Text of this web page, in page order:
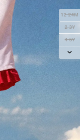
12-24M
2-3Y
4-5Y
6-7Y